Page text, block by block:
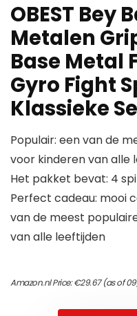
OBEST Bey
Metalen
Base Metal
Gyro Fight
Klassieke
Populair: een van de
voor kinderen van alle
Het pakket bevat: 4
Perfect cadeau: mooi
van de meest
van alle leeftijden
Amazon.nl Price:€29.67(as of